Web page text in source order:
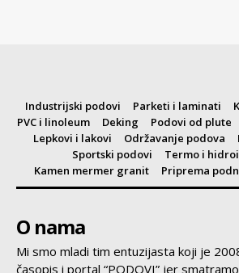
Industrijski podovi Parketi i laminati
PVC i linoleum
Deking Podovi od plute
Lepkovi i lakovi
Održavanje podova
Sportski podovi
Termo i
Kamen mermer granit
Priprema
O nama
Mi smo mladi tim entuzijasta koji je
časopis i portal “PODOVI” jer